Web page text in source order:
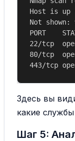
Host is up
Not
PORT
22/tcp
80/tcp
Здесь вы
какие
Шаг 5: